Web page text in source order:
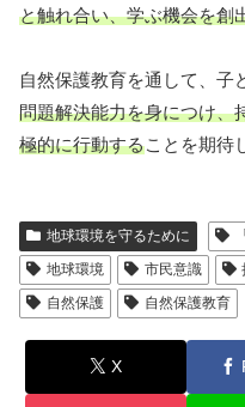
と触れ合い、学ぶ機会を創
自然保護教育を通して、子
問題解決能力を身につけ、
極的に行動することを期待
地球環境を守るために
地球環境
市民意識
自然保護
自然保護教育
X